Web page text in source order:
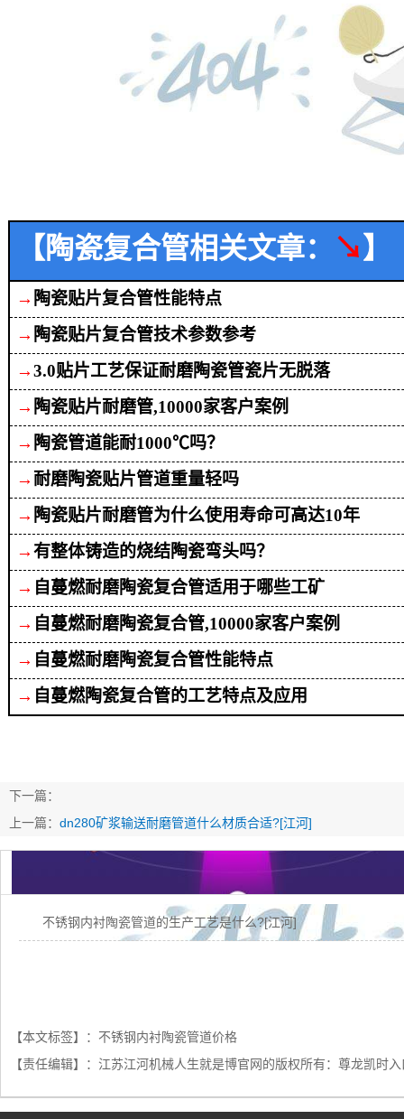
【陶瓷复合管相关文章： ↘ 】
→ 陶瓷贴片复合管性能特点
→ 陶瓷贴片复合管技术参数参考
→3.0贴片工艺保证耐磨陶瓷管瓷片无脱落
→ 陶瓷贴片耐磨管,10000家客户案例
→ 陶瓷管道能耐1000℃吗？
→ 耐磨陶瓷贴片管道重量轻吗
→ 陶瓷贴片耐磨管为什么使用寿命可高达10年
→有整体铸造的烧结陶瓷弯头吗？
→ 自蔓燃耐磨陶瓷复合管适用于哪些工矿
→ 自蔓燃耐磨陶瓷复合管,10000家客户案例
→ 自蔓燃耐磨陶瓷复合管性能特点
→ 自蔓燃陶瓷复合管的工艺特点及应用
下一篇：
上一篇： dn280矿浆输送耐磨管道什么材质合适?[江河]
不锈钢内衬陶瓷管道的生产工艺是什么?[江河]
【本文标签】： 不锈钢内衬陶瓷管道价格
【责任编辑】： 江苏江河机械人生就是博官网的版权所有： 尊龙凯时